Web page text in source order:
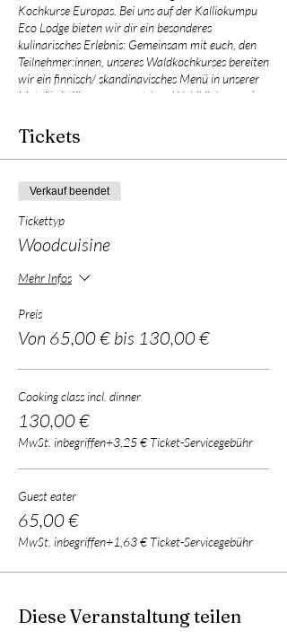
Kochkurse Europas. Bei uns auf der Kalliokumpu
Eco Lodge bieten wir dir ein besonderes
kulinarisches Erlebnis: Gemeinsam mit euch, den
Teilnehmer:innen, unseres Waldkochkurses bereiten
wir ein finnisch/ skandinavisches Menü in unserer
Metsäkeittiö - unserer outdoor Waldküche - zu (es
Veranstaltung teilzunehmen).
Dich erwarten vielfältige Köstlichkeiten, inspiriert
durch die Aromen von Wald und Meer. Genieße
natürliche Zutaten und lass dich verzaubern von
einzigartigen Kreatitionen und liebevollen
Zubereitungsweisen. Unter unserer Anleitung
kochen wir mit euch gemeinsam ein Menü,
bestehend aus vier bis fünf Gängen (inkl. nicht
Outdoor Waldküche im Inselwald. Je nach
den Wald auch selber Zutaten und Aromen.
Tickets
Verkauf beendet
Tickettyp
Woodcuisine
Mehr Infos
Preis
Von 65,00 € bis 130,00 €
Cooking class incl. dinner
130,00 €
MwSt. inbegriffen+3,25 € Ticket-Servicegebühr
Guest eater
65,00 €
MwSt. inbegriffen+1,63 € Ticket-Servicegebühr
Diese Veranstaltung teilen